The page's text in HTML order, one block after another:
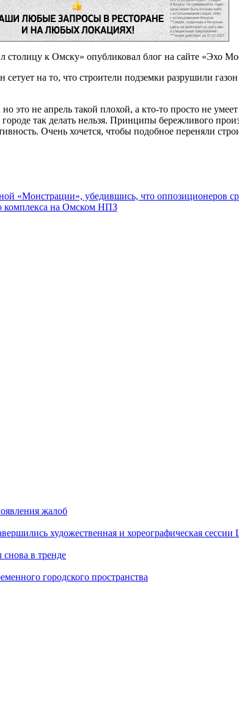
к Омску» опубликовал блог на сайте «Эхо
на то, что строители подземки разрушили
это не апрель такой плохой, а кто-то просто не
так делать нельзя. Принципы бережливого
Очень хочется, чтобы подобное переняли
«Монстрации», убедившись, что оппозиционеров
комплекса на Омском НПЗ
жалоб
художественная и хореографическая
снова в тренде
городского пространства